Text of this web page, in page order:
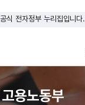
식 전자정부 누리집입니다.
고용노동부